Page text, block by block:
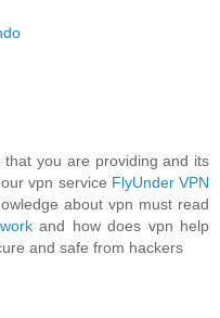
you are providing and its
vpn service FlyUnder VPN
about vpn must read
and how does vpn help
and safe from hackers